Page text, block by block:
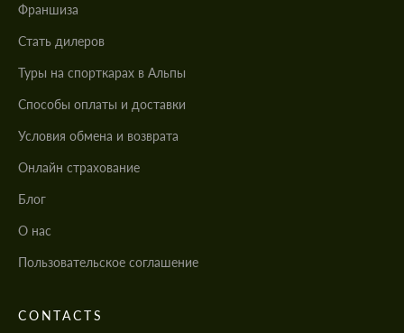
Франшиза
Стать дилеров
Туры на спорткарах в Альпы
Cпособы оплаты и доставки
Условия обмена и возврата
Онлайн страхование
Блог
О нас
Пользовательское соглашение
CONTACTS